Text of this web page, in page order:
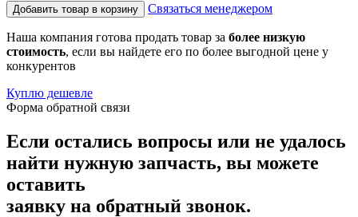
Добавить товар в корзину Связаться менеджером
Наша компания готова продать товар за более низкую
стоимость, если вы найдете его по более выгодной цене у
конкурентов
Куплю дешевле
Форма обратной связи
Если остались вопросы или не удалось
найти нужную запчасть, вы можете
оставить
заявку на обратный звонок.